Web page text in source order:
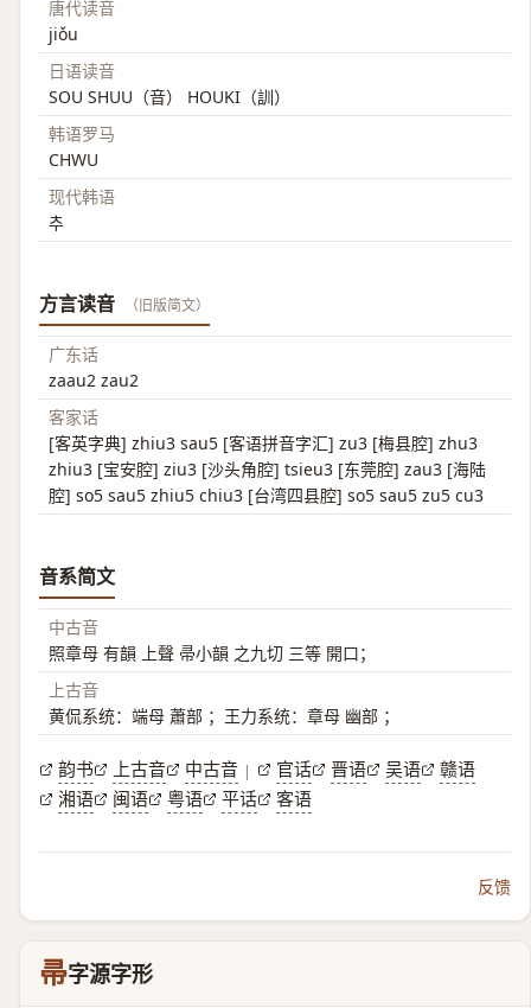
唐代读音
jiǒu
日语读音
SOU SHUU（音） HOUKI（訓）
韩语罗马
CHWU
现代韩语
추
方言读音 （旧版简文）
广东话
zaau2 zau2
客家话
[客英字典] zhiu3 sau5 [客语拼音字汇] zu3 [梅县腔] zhu3
zhiu3 [宝安腔] ziu3 [沙头角腔] tsieu3 [东莞腔] zau3 [海陆
腔] so5 sau5 zhiu5 chiu3 [台湾四县腔] so5 sau5 zu5 cu3
音系简文
中古音
照章母 有韻 上聲 帚小韻 之九切 三等 開口；
上古音
黄侃系统：端母 蕭部 ；王力系统：章母 幽部 ；
韵书 上古音 中古音 | 官话 晋语 吴语
赣语
湘语
闽语 粤语 平话 客语
反馈
帚字源字形